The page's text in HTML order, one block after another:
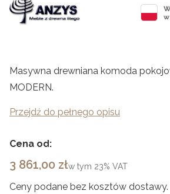
Masywna drewniana komoda
MODERN.
Przejdź do pełnego opisu
Cena od:
Cena
3 861,00 złw tym 23% VAT
Ceny podane bez kosztów dostawy.